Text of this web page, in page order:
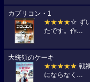
カプリコン・1
★★★★☆ ず
たです。作...
大統領のケーキ
★★★★★ 戦
にならなく...